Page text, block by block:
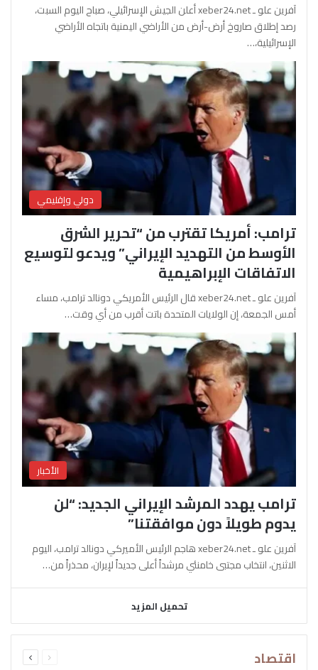
آفرين علو ـ xeber24.net أعلن الجيش الإسرائيلي، صباح اليوم السبت،
رصد إطلاق صاروخ أرض-أرض من الأراضي اليمنية باتجاه الأراضي
الإسرائيلية،…
دولي وإقليمي
ترامب: أمريكا تقترب من “تحرير الشرق
الأوسط من التهديد الإيراني” ويدعو لتوسيع
الاتفاقات الإبراهيمية
آفرين علو ـ xeber24.net قال الرئيس الأمريكي دونالد ترامب، مساء
أمس الجمعة، إن الولايات المتحدة باتت أقرب من أي وقت…
الأخبار
ترامب يهدد المرشد الإيراني الجديد: “لن
يدوم طويلاً دون موافقتنا”
آفرين علو ـ xeber24.net هاجم الرئيس الأميركي دونالد ترامب، اليوم
الاثنين، انتخاب مجتبى خامنئي مرشداً أعلى جديداً لإيران، محذراً من…
تحميل المزيد
اقتصاد الصفحةالصفحة